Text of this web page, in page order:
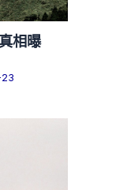
相曝